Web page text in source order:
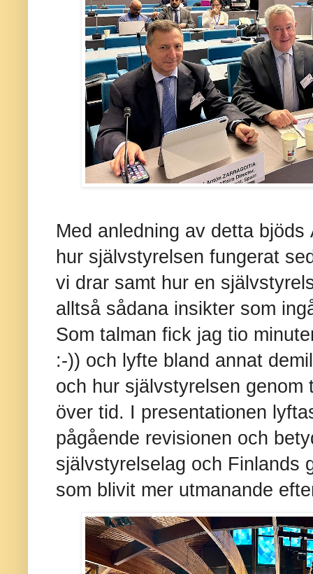
Med anledning av detta
hur självstyrelsen fungerat
vi drar samt hur en
alltså sådana insikter som
Som talman fick jag tio
:-)) och lyfte bland annat
och hur självstyrelsen
över tid. I presentationen
pågående revisionen och
självstyrelselag och Finlands
som blivit mer utmanande